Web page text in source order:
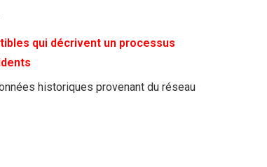
qui décrivent un processus
historiques provenant du réseau